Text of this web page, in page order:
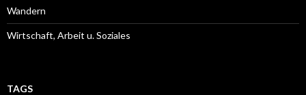
Wandern
Wirtschaft, Arbeit u. Soziales
TAGS